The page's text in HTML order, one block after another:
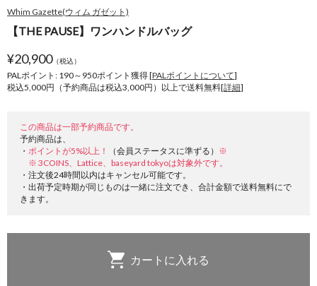
Whim Gazette(ウィム ガゼット)
【THE PAUSE】ワンハンドルバッグ
¥20,900（税込）
PALポイント: 190～ 950ポイント獲得 [PALポイントについて]
税込5,000円（予約商品は税込3,000円）以上で送料無料[詳細]
この商品は一部予約商品です。
予約商品は、
・ ポイントが5%以上！ （会員ステータスに準ずる） ※
※ 3COINS、Lattice、baseyard tokyoは対象外です。
・注文後24時間以内はキャンセル可能です。
・出荷予定時期が同じものは一緒に注文でき、合計金額で送料無料にで
きます。